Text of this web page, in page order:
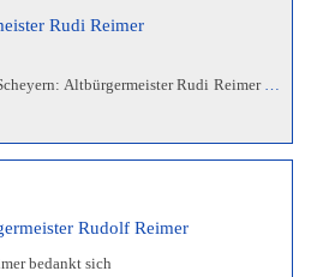
Rudi Reimer
Altbürgermeister Rudi Reimer
Rudolf Reimer
bedankt sich